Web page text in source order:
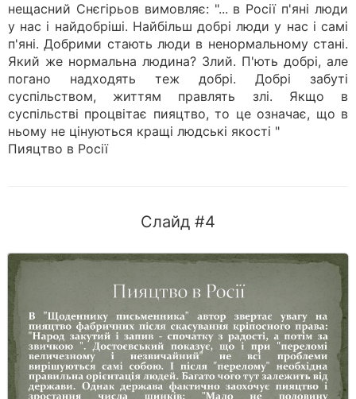
нещасний Снєгірьов вимовляє: "... в Росії п'яні люди
у нас і найдобріші. Найбільш добрі люди у нас і самі
п'яні. Добрими стають люди в ненормальному стані.
Який же нормальна людина? Злий. П'ють добрі, але
погано надходять теж добрі. Добрі забуті
суспільством, життям правлять злі. Якщо в
суспільстві процвітає пияцтво, то це означає, що в
ньому не цінуються кращі людські якості "
Пияцтво в Росії
Слайд #4